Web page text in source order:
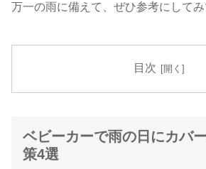
万一の雨に備えて、ぜひ参考にしてみ
目次
ベビーカーで雨の日にカバ
策4選